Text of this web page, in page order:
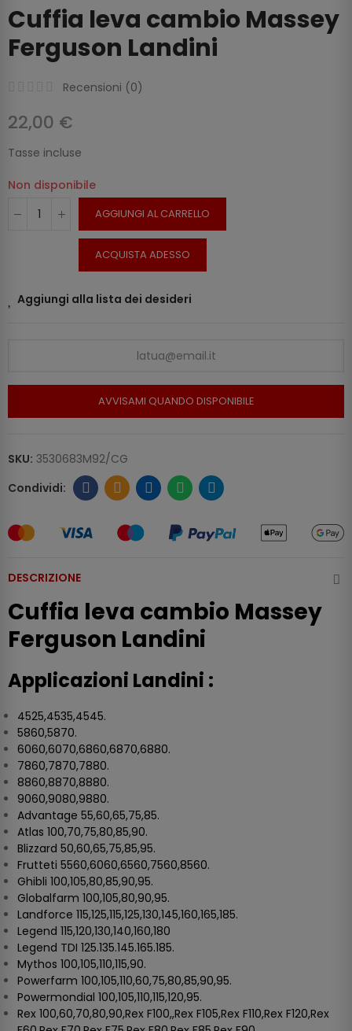
Cuffia leva cambio Massey
Ferguson Landini
Recensioni (0)
22,00 €
Tasse incluse
Non disponibile
AGGIUNGI AL CARRELLO
ACQUISTA ADESSO
Aggiungi alla lista dei desideri
AVVISAMI QUANDO DISPONIBILE
SKU: 3530683M92/CG
DESCRIZIONE
Cuffia leva cambio Massey
Ferguson Landini
Applicazioni Landini :
4525,4535,4545.
5860,5870.
6060,6070,6860,6870,6880.
7860,7870,7880.
8860,8870,8880.
9060,9080,9880.
Advantage 55,60,65,75,85.
Atlas 100,70,75,80,85,90.
Blizzard 50,60,65,75,85,95.
Frutteti 5560,6060,6560,7560,8560.
Ghibli 100,105,80,85,90,95.
Globalfarm 100,105,80,90,95.
Landforce 115,125,115,125,130,145,160,165,185.
Legend 115,120,130,140,160,180
Legend TDI 125.135.145.165.185.
Mythos 100,105,110,115,90.
Powerfarm 100,105,110,60,75,80,85,90,95.
Powermondial 100,105,110,115,120,95.
Rex 100,60,70,80,90,Rex F100,,Rex F105,Rex F110,Rex F120,Rex